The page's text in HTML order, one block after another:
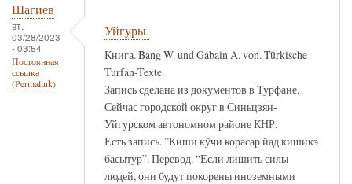
Шагиев
вт,
03/28/2023
- 03:54
Постоянная
ссылка
(Permalink)
Уйгуры.
Книга. Bang W. und Gabain A. von. Türkische
Turfan-Texte.
Запись сделана из документов в Турфане.
Сейчас городской округ в Синьцзян-
Уйгурском автономном районе КНР.
Есть запись. ”Киши кўчи корасар йад кишикэ
басытур”. Перевод. “Если лишить силы
людей, они будут покорены иноземными